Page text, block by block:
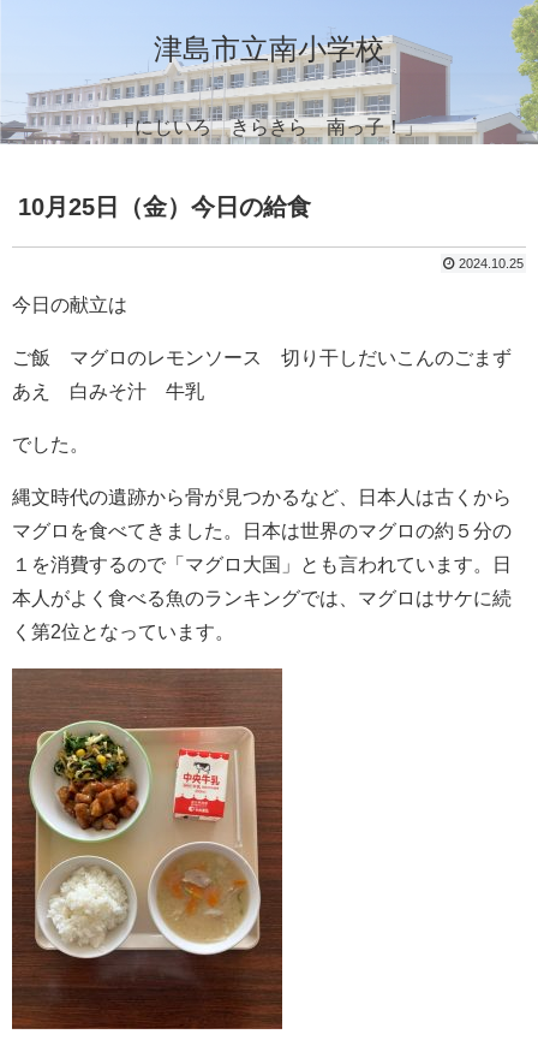
津島市立南小学校
「にじいろ きらきら 南っ子！」
10月25日（金）今日の給食
2024.10.25
今日の献立は
ご飯 マグロのレモンソース 切り干しだいこんのごまず
あえ 白みそ汁 牛乳
でした。
縄文時代の遺跡から骨が見つかるなど、日本人は古くから
マグロを食べてきました。日本は世界のマグロの約５分の
１を消費するので「マグロ大国」とも言われています。日
本人がよく食べる魚のランキングでは、マグロはサケに続
く第2位となっています。